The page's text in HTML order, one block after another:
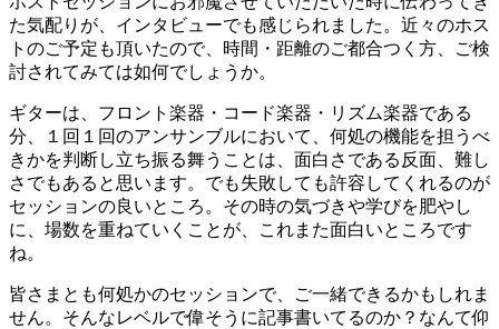
た気配りが、インタビューでも感じられました。近々のホス
トのご予定も頂いたので、時間・距離のご都合つく方、ご検
討されてみては如何でしょうか。
ギターは、フロント楽器・コード楽器・リズム楽器である
分、１回１回のアンサンブルにおいて、何処の機能を担うべ
きかを判断し立ち振る舞うことは、面白さである反面、難し
さでもあると思います。でも失敗しても許容してくれるのが
セッションの良いところ。その時の気づきや学びを肥やし
に、場数を重ねていくことが、これまた面白いところです
ね。
皆さまとも何処かのセッションで、ご一緒できるかもしれま
せん。そんなレベルで偉そうに記事書いてるのか？なんて仰